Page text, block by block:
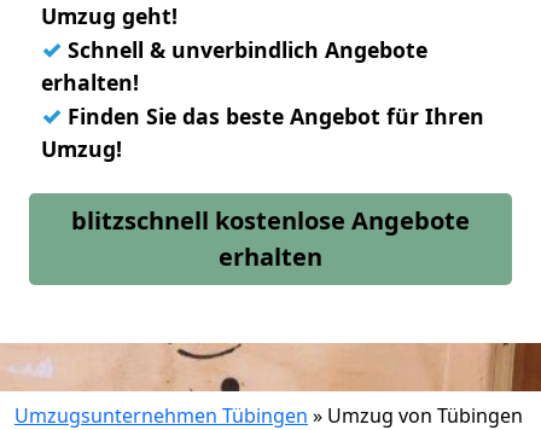
Umzug geht!
✓ Schnell & unverbindlich Angebote
erhalten!
✓ Finden Sie das beste Angebot für Ihren
Umzug!
blitzschnell kostenlose Angebote
erhalten
Umzugsunternehmen Tübingen » Umzug von Tübingen